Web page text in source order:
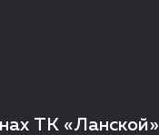
ТК «Ланской»